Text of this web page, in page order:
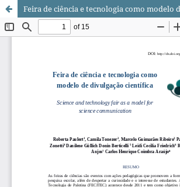
Feira de ciência e tecnologia como modelo